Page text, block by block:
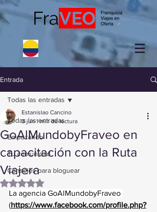
Entrada
Todas las entradas
Empezando
Tu comunidad
Consejos para bloguear
Todas las entradas
GoAlMundobyFraveo en
capacitación con la Ruta
Viajera
Estanislao Cancino
3 jun 1 min de lectura
Obtuvo NaN de 5 estrellas.
La agencia GoAlMundobyFraveo
(https://www.facebook.com/profile.php?